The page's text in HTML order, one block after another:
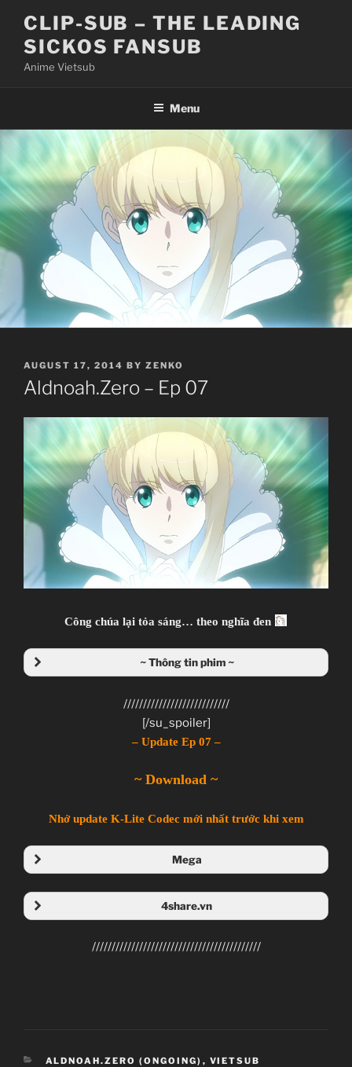
content
CLIP-SUB – THE LEADING
SICKOS FANSUB
Anime Vietsub
Menu
POSTED
ON
AUGUST 17, 2014 BY ZENKO
Aldnoah.Zero – Ep 07
Công chúa lại tỏa sáng… theo nghĩa đen
~ Thông tin phim ~
///////////////////////////
[/su_spoiler]
– Update Ep 07 –
~ Download ~
Nhớ update K-Lite Codec mới nhất trước khi xem
Mega
4share.vn
///////////////////////////////////////////
CATEGORIES
ALDNOAH.ZERO (ONGOING) , VIETSUB